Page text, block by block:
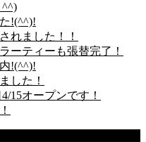
^^)
!(^^)!
れました！！
ーティーも張替完了！
!(^^)!
した！
15オープンです！